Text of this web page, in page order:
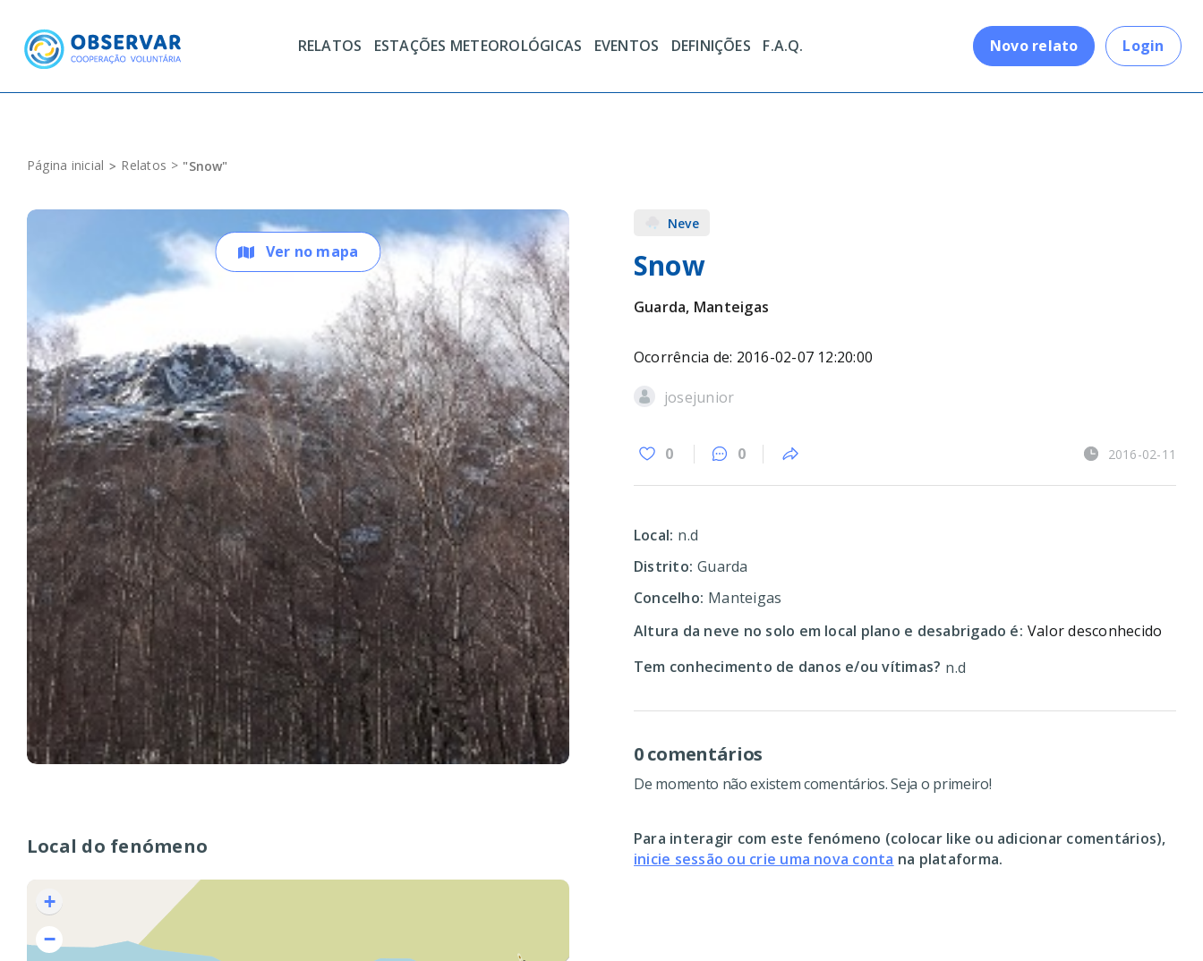
content
RELATOS ESTAÇÕES METEOROLÓGICAS EVENTOS DEFINIÇÕES F.A.Q. Novo relato Login
Página inicial Relatos "Snow"
Ver no mapa
Local do fenómeno
+
−
Neve
Snow
Guarda, Manteigas
Ocorrência de: 2016-02-07 12:20:00
josejunior
0 0 2016-02-11
Local: n.d
Distrito: Guarda
Concelho: Manteigas
Altura da neve no solo em local plano e desabrigado é: Valor desconhecido
Tem conhecimento de danos e/ou vítimas? n.d
0 comentários
De momento não existem comentários. Seja o primeiro!
Para interagir com este fenómeno (colocar like ou adicionar comentários),
inicie sessão ou crie uma nova conta na plataforma.